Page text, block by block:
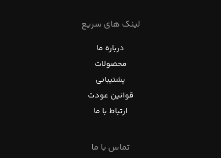
لینک های سریع
درباره ما
محصولات
پشتیبانی
قوانین عودت
ارتباط با ما
تماس با ما